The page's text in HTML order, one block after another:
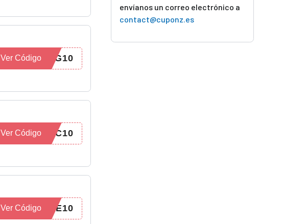
NG10
Ver Código
AC10
Ver Código
IE10
Ver Código
envíanos un correo electrónico a
contact@cuponz.es